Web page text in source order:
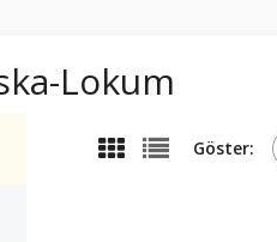
Lokum
Göster: